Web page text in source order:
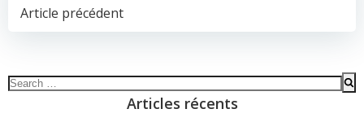
POST
Article précédent
Search
Articles récents